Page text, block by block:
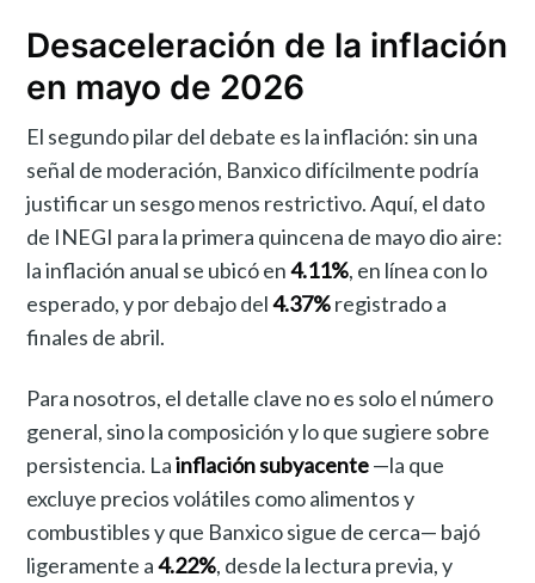
Desaceleración de la inflación
en mayo de 2026
El segundo pilar del debate es la inflación: sin una
señal de moderación, Banxico difícilmente podría
justificar un sesgo menos restrictivo. Aquí, el dato
de INEGI para la primera quincena de mayo dio aire:
la inflación anual se ubicó en4.11%, en línea con lo
esperado, y por debajo del4.37%registrado a
finales de abril.
Para nosotros, el detalle clave no es solo el número
general, sino la composición y lo que sugiere sobre
persistencia. Lainflación subyacente—la que
excluye precios volátiles como alimentos y
combustibles y que Banxico sigue de cerca— bajó
ligeramente a4.22%, desde la lectura previa, y